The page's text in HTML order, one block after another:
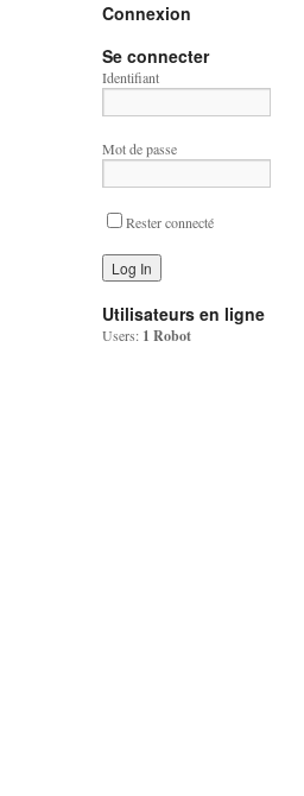
Connexion
Se connecter
Identifiant
Mot de passe
Rester connecté
Utilisateurs en ligne
Users: 1 Robot